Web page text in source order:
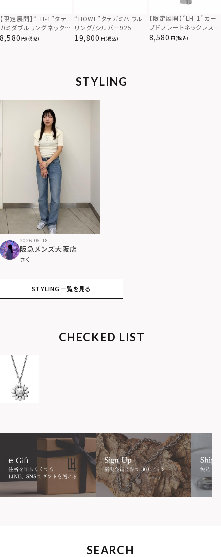
【限定展開】“LH-1”タテ
ガミダブルリングネックレ
ス（ツイスト/シルバー）/
8,580 (税込)
“HOWL”タテガミハウル
リング/シルバー925
19,800 (税込)
【限定展開】“LH-1”カー
ブドプレートネックレス/
サージカルステンレス（金
8,580 (税込)
STYLING
2026.06.18
阪急メンズ大阪店
さく
STYLING一覧を見る
CHECKED LIST
SEARCH